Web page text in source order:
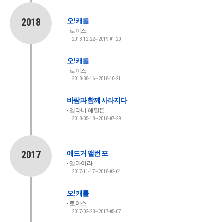
2018 오! 캐롤
로이스
2018-12-22~2019-01-20
오! 캐롤
로이스
2018-08-16~2018-10-21
바람과 함께 사라지다
멜라니 해밀튼
2018-05-18~2018-07-29
2017 에드거 앨런 포
엘마이라
2017-11-17~2018-02-04
오! 캐롤
로이스
2017-02-28~2017-05-07